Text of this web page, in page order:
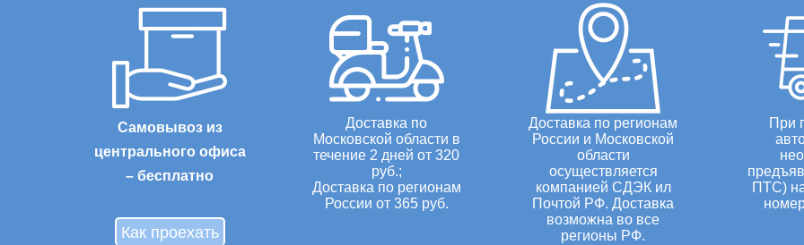
Самовывоз из
центрального офиса
– бесплатно
Как проехать
Доставка по
Московской области в
течение 2 дней от 320
руб.;
Доставка по регионам
России от 365 руб.
Доставка по регионам
России и Московской
области
осуществляется
компанией СДЭК ил
Почтой РФ. Доставка
возможна во все
регионы РФ.
При
ПТС)